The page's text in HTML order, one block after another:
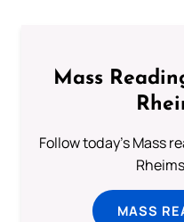
Mass
Follow today's Mass
MASS